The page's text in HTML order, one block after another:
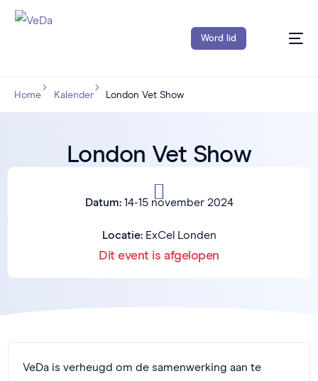
Word lid
Home Kalender London Vet Show
London Vet Show
Datum: 14-15 november 2024
Locatie: ExCel Londen
Dit event is afgelopen
VeDa is verheugd om de samenwerking aan te